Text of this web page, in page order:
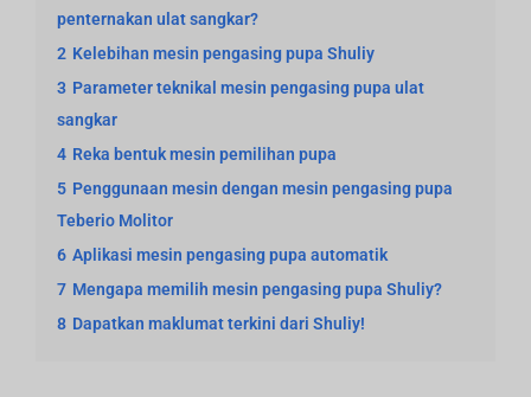
penternakan ulat sangkar?
2 Kelebihan mesin pengasing pupa Shuliy
3 Parameter teknikal mesin pengasing pupa ulat
sangkar
4 Reka bentuk mesin pemilihan pupa
5 Penggunaan mesin dengan mesin pengasing pupa
Teberio Molitor
6 Aplikasi mesin pengasing pupa automatik
7 Mengapa memilih mesin pengasing pupa Shuliy?
8 Dapatkan maklumat terkini dari Shuliy!